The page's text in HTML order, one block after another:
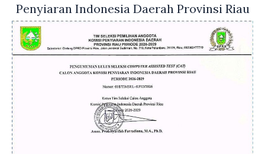
Penyiaran Indonesia Daerah Provinsi Riau